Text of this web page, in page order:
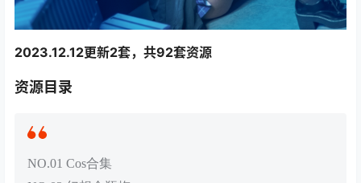
2023.12.12更新2套，共92套资源
资源目录
NO.01 Cos合集